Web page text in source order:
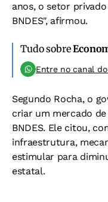
anos, o setor
BNDES", afirmou.
Tudo sobre
Entre no canal
Segundo Rocha, o
criar um mercado
BNDES. Ele citou,
infraestrutura,
estimular para
estatal.